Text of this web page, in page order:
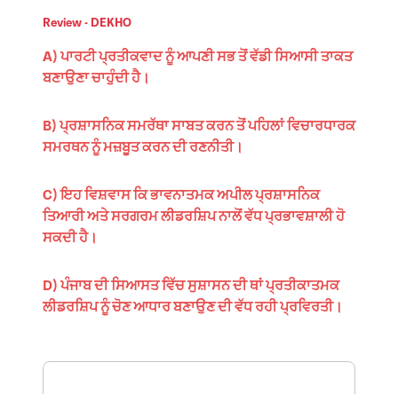
Review - DEKHO
A) ਪਾਰਟੀ ਪ੍ਰਤੀਕਵਾਦ ਨੂੰ ਆਪਣੀ ਸਭ ਤੋਂ ਵੱਡੀ ਸਿਆਸੀ ਤਾਕਤ
ਬਣਾਉਣਾ ਚਾਹੁੰਦੀ ਹੈ।
B) ਪ੍ਰਸ਼ਾਸਨਿਕ ਸਮਰੱਥਾ ਸਾਬਤ ਕਰਨ ਤੋਂ ਪਹਿਲਾਂ ਵਿਚਾਰਧਾਰਕ
ਸਮਰਥਨ ਨੂੰ ਮਜ਼ਬੂਤ ਕਰਨ ਦੀ ਰਣਨੀਤੀ।
C) ਇਹ ਵਿਸ਼ਵਾਸ ਕਿ ਭਾਵਨਾਤਮਕ ਅਪੀਲ ਪ੍ਰਸ਼ਾਸਨਿਕ
ਤਿਆਰੀ ਅਤੇ ਸਰਗਰਮ ਲੀਡਰਸ਼ਿਪ ਨਾਲੋਂ ਵੱਧ ਪ੍ਰਭਾਵਸ਼ਾਲੀ ਹੋ
ਸਕਦੀ ਹੈ।
D) ਪੰਜਾਬ ਦੀ ਸਿਆਸਤ ਵਿੱਚ ਸੁਸ਼ਾਸਨ ਦੀ ਥਾਂ ਪ੍ਰਤੀਕਾਤਮਕ
ਲੀਡਰਸ਼ਿਪ ਨੂੰ ਚੋਣ ਆਧਾਰ ਬਣਾਉਣ ਦੀ ਵੱਧ ਰਹੀ ਪ੍ਰਵਿਰਤੀ।